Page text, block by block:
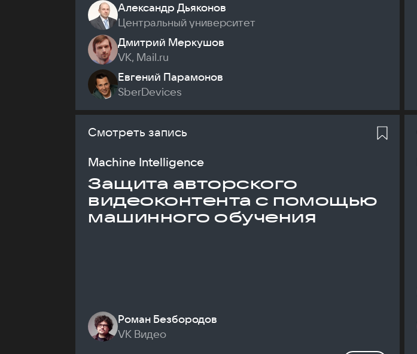
Александр Дьяконов
Центральный университет
Дмитрий Меркушов
VK, Mail.ru
Евгений Парамонов
SberDevices
Смотреть запись
Machine Intelligence
Защита авторского
видеоконтента с помощью
машинного обучения
Роман Безбородов
VK Видео